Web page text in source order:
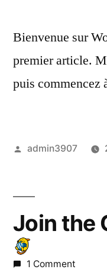
Bienvenue sur
premier article.
puis commencez
Posted
admin3907
Join the
1 Comment